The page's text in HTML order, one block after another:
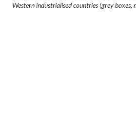
Western industrialised countries (grey boxes,